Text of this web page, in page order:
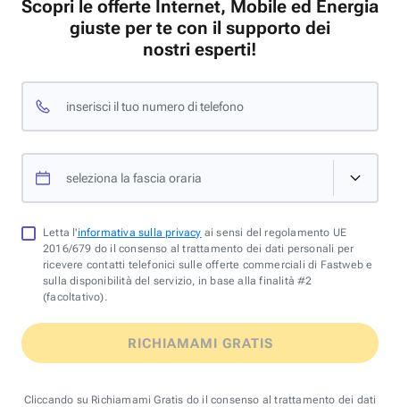
Scopri le offerte Internet, Mobile ed Energia
giuste per te con il supporto dei
nostri esperti!
inserisci il tuo numero di telefono
seleziona la fascia oraria
Letta l'informativa sulla privacy ai sensi del regolamento UE
2016/679 do il consenso al trattamento dei dati personali per
ricevere contatti telefonici sulle offerte commerciali di Fastweb e
sulla disponibilità del servizio, in base alla finalità #2
(facoltativo).
RICHIAMAMI GRATIS
Cliccando su Richiamami Gratis do il consenso al trattamento dei dati